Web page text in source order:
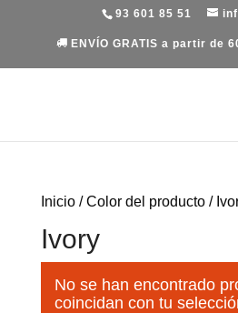
93 601 85 51
ENVÍO GRATIS a partir de
Inicio/ Color del producto /
Ivory
No se han encontrado
coincidan con tu